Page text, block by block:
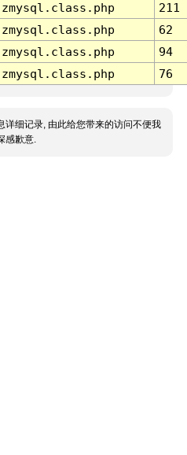
211
62
94
76
详细记录, 由此给您带来的访问不便我
感歉意.